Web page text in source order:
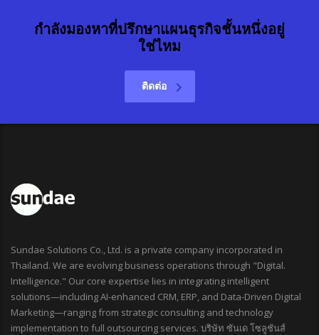
กำลังมองหาที่ปรึกษาแผนธุรกิจชั้นหนึ่งอยู่
ใช่ไหม
ติดต่อ
Sundae Solutions Co., Ltd. is a private company incorporated in
Thailand. We are evolving business operations through "Digital.
Intelligence." Our core expertise lies in integrating intelligent
solutions—including AI-enhanced CRM, ERP, and Data-Driven Digital
Marketing—ranging from strategic consulting and technology
implementation to full outsourcing services. บริษัท ซันเด โซลูชันส์